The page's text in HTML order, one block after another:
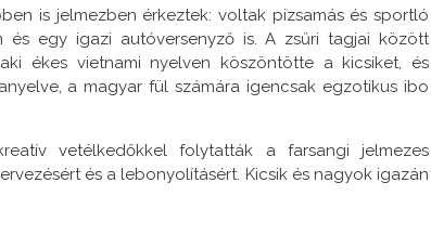
is jelmezben érkeztek: voltak pizsamás és sportló
egy igazi autóversenyző is. A zsűri tagjai között
ékes vietnami nyelven köszöntötte a kicsiket, és
a magyar fül számára igencsak egzotikus ibo
vetélkedőkkel folytatták a farsangi jelmezes
és a lebonyolításért. Kicsik és nagyok igazán